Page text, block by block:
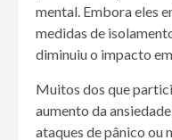
mental. Embora eles
medidas de
diminuiu o impacto
Muitos dos que
aumento da
ataques de pânico ou